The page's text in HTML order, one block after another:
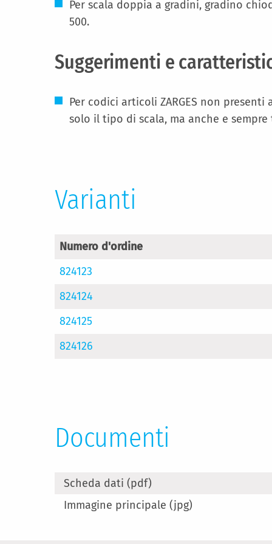
Per scala doppia a gradini, gradino
500.
Suggerimenti e
Per codici articoli ZARGES non
solo il tipo di scala, ma anche e
Varianti
Numero d'ordine
824123
824124
824125
824126
Documenti
Scheda dati (pdf)
Immagine principale (jpg)